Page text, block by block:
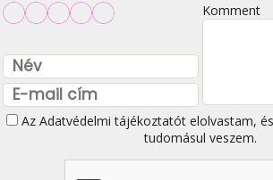
Komment
Az Adatvédelmi tájékoztatótelolvastam,
tudomásul veszem.